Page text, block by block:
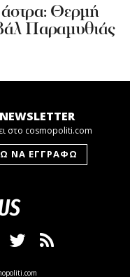
άστρα: Θερμή
Παραμυθιάς
στο cosmopoliti.com